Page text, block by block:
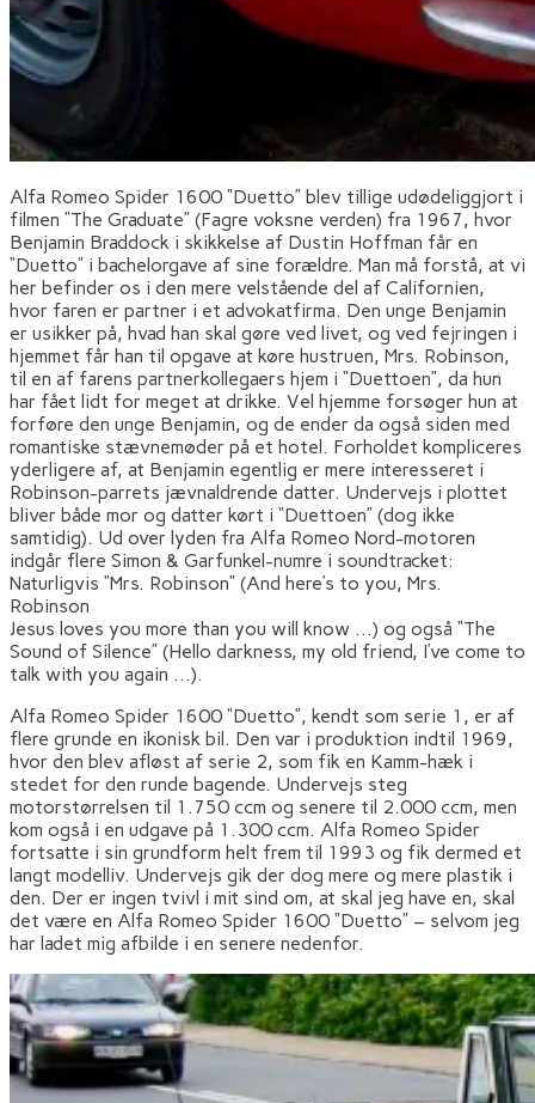
Alfa Romeo Spider 1600 “Duetto” blev tillige udødeliggjort i
filmen “The Graduate” (Fagre voksne verden) fra 1967, hvor
Benjamin Braddock i skikkelse af Dustin Hoffman får en
“Duetto” i bachelorgave af sine forældre. Man må forstå, at vi
her befinder os i den mere velstående del af Californien,
hvor faren er partner i et advokatfirma. Den unge Benjamin
er usikker på, hvad han skal gøre ved livet, og ved fejringen i
hjemmet får han til opgave at køre hustruen, Mrs. Robinson,
til en af farens partnerkollegaers hjem i “Duettoen”, da hun
har fået lidt for meget at drikke. Vel hjemme forsøger hun at
forføre den unge Benjamin, og de ender da også siden med
romantiske stævnemøder på et hotel. Forholdet kompliceres
yderligere af, at Benjamin egentlig er mere interesseret i
Robinson-parrets jævnaldrende datter. Undervejs i plottet
bliver både mor og datter kørt i “Duettoen” (dog ikke
samtidig). Ud over lyden fra Alfa Romeo Nord-motoren
indgår flere Simon & Garfunkel-numre i soundtracket:
Naturligvis “Mrs. Robinson” (And here’s to you, Mrs.
Robinson
Jesus loves you more than you will know …) og også “The
Sound of Silence” (Hello darkness, my old friend, I’ve come to
talk with you again …).
Alfa Romeo Spider 1600 “Duetto”, kendt som serie 1, er af
flere grunde en ikonisk bil. Den var i produktion indtil 1969,
hvor den blev afløst af serie 2, som fik en Kamm-hæk i
stedet for den runde bagende. Undervejs steg
motorstørrelsen til 1.750 ccm og senere til 2.000 ccm, men
kom også i en udgave på 1.300 ccm. Alfa Romeo Spider
fortsatte i sin grundform helt frem til 1993 og fik dermed et
langt modelliv. Undervejs gik der dog mere og mere plastik i
den. Der er ingen tvivl i mit sind om, at skal jeg have en, skal
det være en Alfa Romeo Spider 1600 “Duetto” – selvom jeg
har ladet mig afbilde i en senere nedenfor.